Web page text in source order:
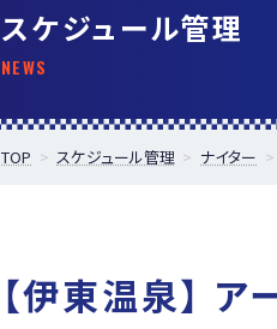
スケジュール管理
TOP スケジュール管理 ナイター
【伊東温泉】